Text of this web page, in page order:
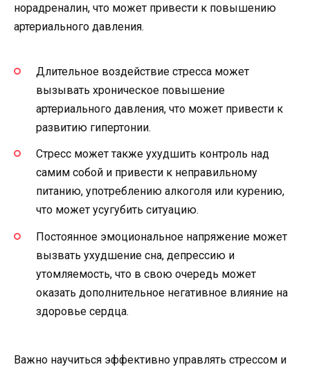
норадреналин, что может привести к повышению
артериального давления.
Длительное воздействие стресса может
вызывать хроническое повышение
артериального давления, что может привести к
развитию гипертонии.
Стресс может также ухудшить контроль над
самим собой и привести к неправильному
питанию, употреблению алкоголя или курению,
что может усугубить ситуацию.
Постоянное эмоциональное напряжение может
вызвать ухудшение сна, депрессию и
утомляемость, что в свою очередь может
оказать дополнительное негативное влияние на
здоровье сердца.
Важно научиться эффективно управлять стрессом и